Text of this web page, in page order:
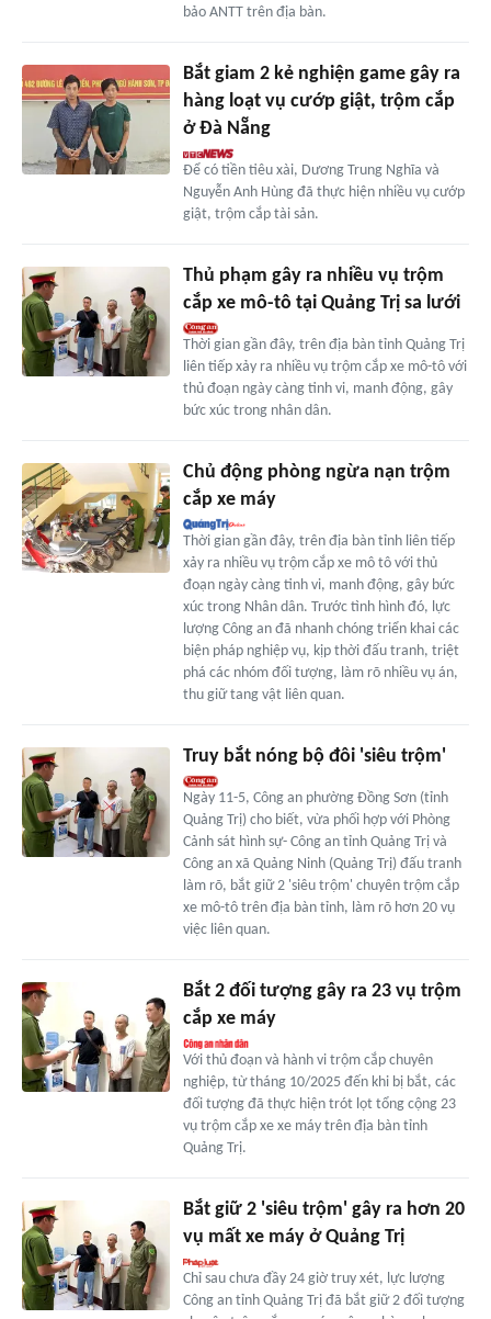
bảo ANTT trên địa bàn.
Bắt giam 2 kẻ nghiện game gây ra
hàng loạt vụ cướp giật, trộm cắp
ở Đà Nẵng
Để có tiền tiêu xài, Dương Trung Nghĩa và
Nguyễn Anh Hùng đã thực hiện nhiều vụ cướp
giật, trộm cắp tài sản.
Thủ phạm gây ra nhiều vụ trộm
cắp xe mô-tô tại Quảng Trị sa lưới
Thời gian gần đây, trên địa bàn tỉnh Quảng Trị
liên tiếp xảy ra nhiều vụ trộm cắp xe mô-tô với
thủ đoạn ngày càng tinh vi, manh động, gây
bức xúc trong nhân dân.
Chủ động phòng ngừa nạn trộm
cắp xe máy
Thời gian gần đây, trên địa bàn tỉnh liên tiếp
xảy ra nhiều vụ trộm cắp xe mô tô với thủ
đoạn ngày càng tinh vi, manh động, gây bức
xúc trong Nhân dân. Trước tình hình đó, lực
lượng Công an đã nhanh chóng triển khai các
biện pháp nghiệp vụ, kịp thời đấu tranh, triệt
phá các nhóm đối tượng, làm rõ nhiều vụ án,
thu giữ tang vật liên quan.
Truy bắt nóng bộ đôi 'siêu trộm'
Ngày 11-5, Công an phường Đồng Sơn (tỉnh
Quảng Trị) cho biết, vừa phối hợp với Phòng
Cảnh sát hình sự- Công an tỉnh Quảng Trị và
Công an xã Quảng Ninh (Quảng Trị) đấu tranh
làm rõ, bắt giữ 2 'siêu trộm' chuyên trộm cắp
xe mô-tô trên địa bàn tỉnh, làm rõ hơn 20 vụ
việc liên quan.
Bắt 2 đối tượng gây ra 23 vụ trộm
cắp xe máy
Với thủ đoạn và hành vi trộm cắp chuyên
nghiệp, từ tháng 10/2025 đến khi bị bắt, các
đối tượng đã thực hiện trót lọt tổng cộng 23
vụ trộm cắp xe xe máy trên địa bàn tỉnh
Quảng Trị.
Bắt giữ 2 'siêu trộm' gây ra hơn 20
vụ mất xe máy ở Quảng Trị
Chỉ sau chưa đầy 24 giờ truy xét, lực lượng
Công an tỉnh Quảng Trị đã bắt giữ 2 đối tượng